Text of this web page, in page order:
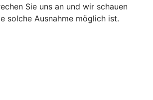
Sie uns an und wir schauen
solche Ausnahme möglich ist.